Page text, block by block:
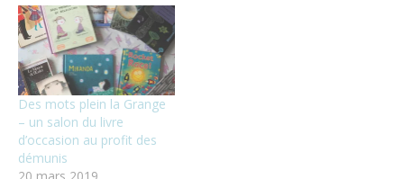
Des mots plein la Grange
– un salon du livre
d’occasion au profit des
démunis
20 mars 2019